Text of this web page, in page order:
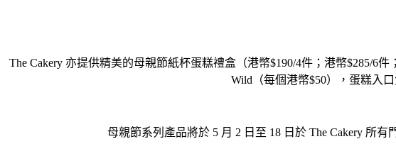
The Cakery 亦提供精美的母親節紙杯蛋糕禮盒（港幣$190/4件；港幣$285/6件
Wild（每個港幣$50），蛋糕入
母親節系列產品將於 5 月 2 日至 18 日於 The Cakery 所有